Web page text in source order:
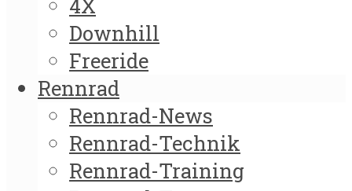
Downhill
Freeride
Rennrad
Rennrad-News
Rennrad-Technik
Rennrad-Training